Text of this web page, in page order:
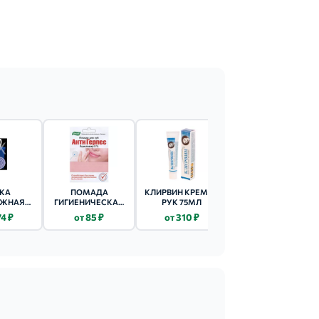
₽
ПОМАДА
ГИГИЕНИЧЕСКАЯ
БАЛЬЗАМ
АРБУЗНЫЙ
от 85 ₽
КЛИРВИН КРЕМ Д/
РУК 75МЛ
от 310 ₽